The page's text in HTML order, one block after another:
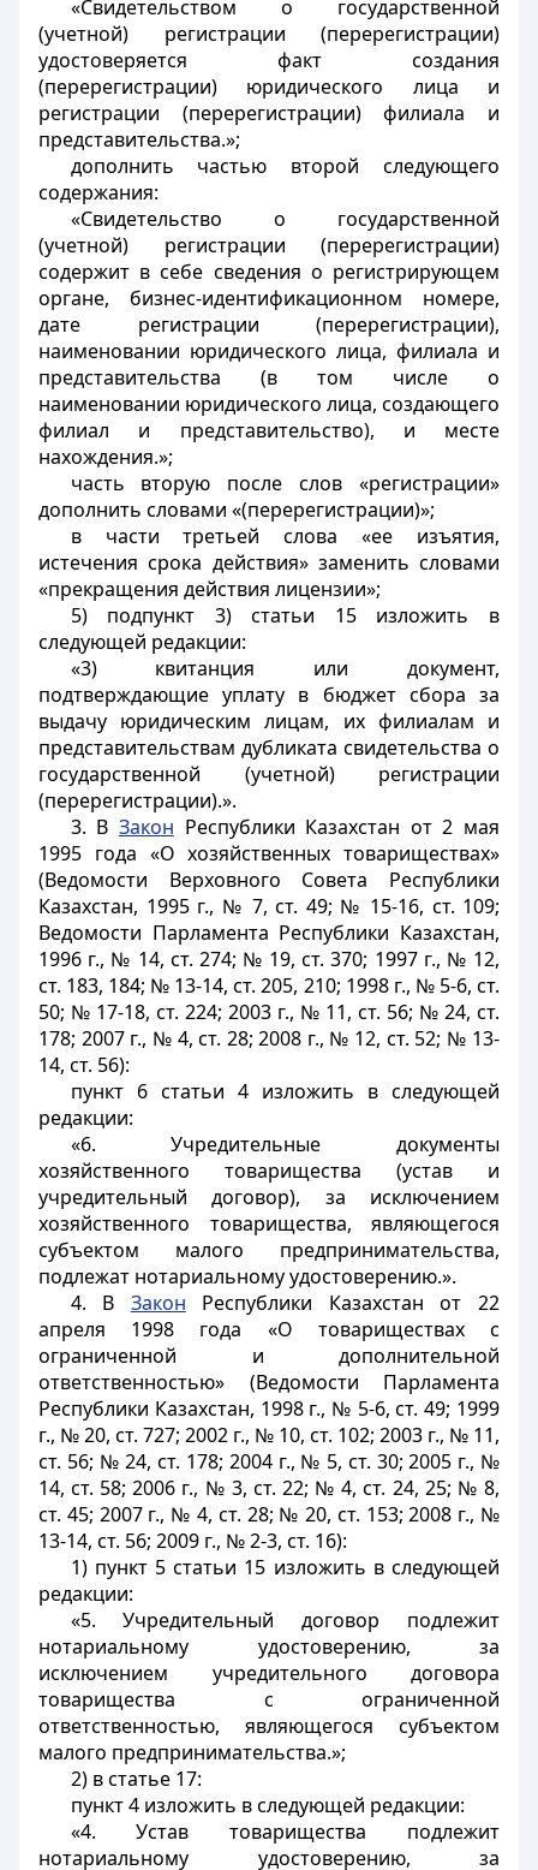
«Свидетельством о государственной
(учетной) регистрации (перерегистрации)
удостоверяется факт создания
(перерегистрации) юридического лица и
регистрации (перерегистрации) филиала и
представительства.»;
дополнить частью второй следующего
содержания:
«Свидетельство о государственной
(учетной) регистрации (перерегистрации)
содержит в себе сведения о регистрирующем
органе, бизнес-идентификационном номере,
дате регистрации (перерегистрации),
наименовании юридического лица, филиала и
представительства (в том числе о
наименовании юридического лица, создающего
филиал и представительство), и месте
нахождения.»;
часть вторую после слов «регистрации»
дополнить словами «(перерегистрации)»;
в части третьей слова «ее изъятия,
истечения срока действия» заменить словами
«прекращения действия лицензии»;
5) подпункт 3) статьи 15 изложить в
следующей редакции:
«3) квитанция или документ,
подтверждающие уплату в бюджет сбора за
выдачу юридическим лицам, их филиалам и
представительствам дубликата свидетельства о
государственной (учетной) регистрации
(перерегистрации).».
3. В Закон Республики Казахстан от 2 мая
1995 года «О хозяйственных товариществах»
(Ведомости Верховного Совета Республики
Казахстан, 1995 г., № 7, ст. 49; № 15-16, ст. 109;
Ведомости Парламента Республики Казахстан,
1996 г., № 14, ст. 274; № 19, ст. 370; 1997 г., № 12,
ст. 183, 184; № 13-14, ст. 205, 210; 1998 г., № 5-6, ст.
50; № 17-18, ст. 224; 2003 г., № 11, ст. 56; № 24, ст.
178; 2007 г., № 4, ст. 28; 2008 г., № 12, ст. 52; № 13-
14, ст. 56):
пункт 6 статьи 4 изложить в следующей
редакции:
«6. Учредительные документы
хозяйственного товарищества (устав и
учредительный договор), за исключением
хозяйственного товарищества, являющегося
субъектом малого предпринимательства,
подлежат нотариальному удостоверению.».
4. В Закон Республики Казахстан от 22
апреля 1998 года «О товариществах с
ограниченной и дополнительной
ответственностью» (Ведомости Парламента
Республики Казахстан, 1998 г., № 5-6, ст. 49; 1999
г., № 20, ст. 727; 2002 г., № 10, ст. 102; 2003 г., № 11,
ст. 56; № 24, ст. 178; 2004 г., № 5, ст. 30; 2005 г., №
14, ст. 58; 2006 г., № 3, ст. 22; № 4, ст. 24, 25; № 8,
ст. 45; 2007 г., № 4, ст. 28; № 20, ст. 153; 2008 г., №
13-14, ст. 56; 2009 г., № 2-3, ст. 16):
1) пункт 5 статьи 15 изложить в следующей
редакции:
«5. Учредительный договор подлежит
нотариальному удостоверению, за
исключением учредительного договора
товарищества с ограниченной
ответственностью, являющегося субъектом
малого предпринимательства.»;
2) в статье 17:
пункт 4 изложить в следующей редакции:
«4. Устав товарищества подлежит
нотариальному удостоверению, за